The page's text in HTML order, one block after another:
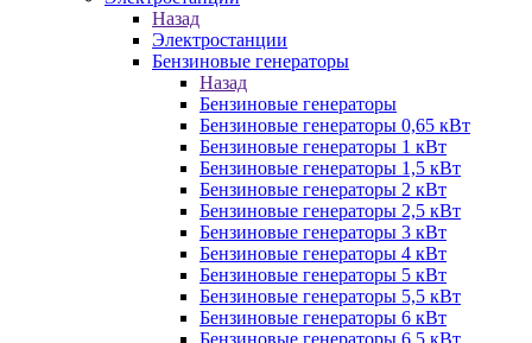
Назад
Электростанции
Бензиновые генераторы
Назад
Бензиновые генераторы
Бензиновые генераторы 0,65 кВт
Бензиновые генераторы 1 кВт
Бензиновые генераторы 1,5 кВт
Бензиновые генераторы 2 кВт
Бензиновые генераторы 2,5 кВт
Бензиновые генераторы 3 кВт
Бензиновые генераторы 4 кВт
Бензиновые генераторы 5 кВт
Бензиновые генераторы 5,5 кВт
Бензиновые генераторы 6 кВт
Бензиновые генераторы 6,5 кВт